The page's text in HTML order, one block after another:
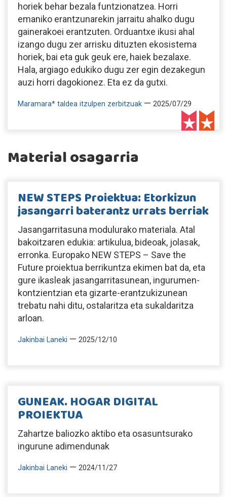
horiek behar bezala funtzionatzea. Horri
emaniko erantzunarekin jarraitu ahalko dugu
gainerakoei erantzuten. Orduantxe ikusi ahal
izango dugu zer arrisku dituzten ekosistema
horiek, bai eta guk geuk ere, haiek bezalaxe.
Hala, argiago edukiko dugu zer egin dezakegun
auzi horri dagokionez. Eta ez da gutxi.
Maramara* taldea itzulpen zerbitzuak — 2025/07/29
Material osagarria
NEW STEPS Proiektua: Etorkizun
jasangarri baterantz urrats berriak
Jasangarritasuna modulurako materiala. Atal
bakoitzaren edukia: artikulua, bideoak, jolasak,
erronka. Europako NEW STEPS – Save the
Future proiektua berrikuntza ekimen bat da, eta
gure ikasleak jasangarritasunean, ingurumen-
kontzientzian eta gizarte-erantzukizunean
trebatu nahi ditu, ostalaritza eta sukaldaritza
arloan.
Jakinbai Laneki — 2025/12/10
GUNEAK. HOGAR DIGITAL
PROIEKTUA
Zahartze baliozko aktibo eta osasuntsurako
ingurune adimendunak
Jakinbai Laneki — 2024/11/27